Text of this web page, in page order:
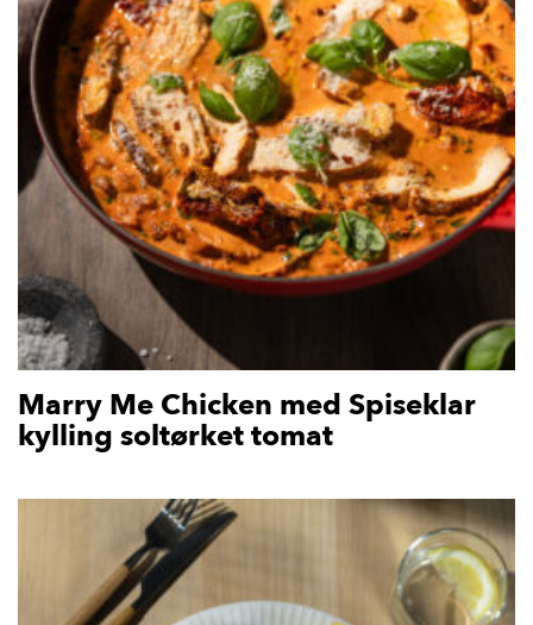
Marry Me Chicken med Spiseklar
kylling soltørket tomat